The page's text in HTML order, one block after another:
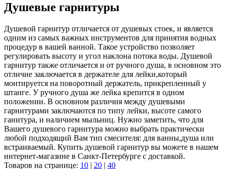
Душевые гарнитуры
Душевой гарнитур отличается от душевых стоек, и является
одним из самых важных инструментов для принятия водных
процедур в вашей ванной. Такое устройство позволяет
регулировать высоту и угол наклона потока воды. Душевой
гарнитур также отличается и от ручного душа, в основном это
отличие заключается в держателе для лейки,который
монтируется на поворотный держатель, прикрепленный у
штанге. У ручного душа же лейка крепится в одном
положении. В основном различия между душевыми
гарнитурами заключаются по типу лейки, высоте самого
ганитура, и наличием мыльниц. Нужно заметить, что для
Вашего душевого гарнитура можно выбрать практически
любой подходящий Вам тип смесителя: для ванны,душа или
встраиваемый. Купить душевой гарнитур вы можете в нашем
интернет-магазине в Санкт-Петербурге с доставкой.
Товаров на странице: 10 | 20 | 40